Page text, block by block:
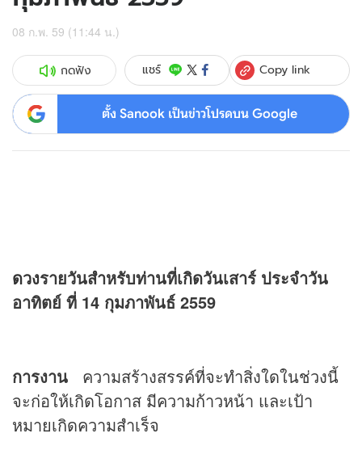
08 ก.พ. 59 (11:44 น.)
กดฟัง แชร์ Copy link
ตั้ง Sanook เป็นข่าวโปรดบน Google
ดวงรายวันสำหรับท่านที่เกิดวันเสาร์ ประจำวัน
อาทิตย์ ที่ 14 กุมภาพันธ์ 2559
การงาน ความสร้างสรรค์ที่จะทำสิ่งใดในช่วงนี้
จะก่อให้เกิดโอกาส มีความก้าวหน้า และเป้า
หมายเกิดความสำเร็จ